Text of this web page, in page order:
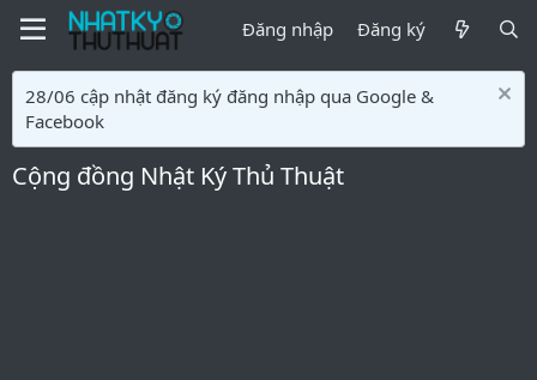
Đăng nhập Đăng ký
28/06 cập nhật đăng ký đăng nhập qua Google &
Facebook
Cộng đồng Nhật Ký Thủ Thuật